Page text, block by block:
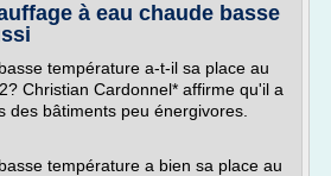
à eau chaude basse
température a-t-il sa place au
Christian Cardonnel* affirme qu'il a
des bâtiments peu énergivores.
température a bien sa place au